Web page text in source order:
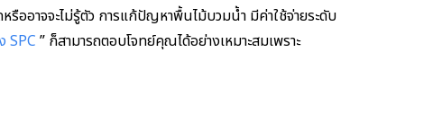
ออาจจะไม่รู้ตัว การแก้ปัญหาพื้นไม้บวมน้ำ มีค่าใช้จ่ายระดับ
SPC ” ก็สามารถตอบโจทย์คุณได้อย่างเหมาะสมเพราะ